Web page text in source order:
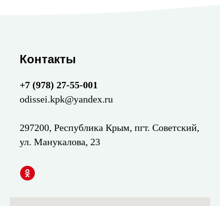
Контакты
+7 (978) 27-55-001
odissei.kpk@yandex.ru
297200, Республика Крым, пгт. Советский,
ул. Манукалова, 23